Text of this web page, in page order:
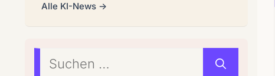
Alle KI-News →
Suchen